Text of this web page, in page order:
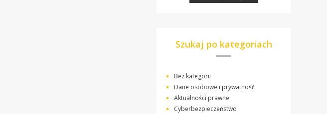
Szukaj po kategoriach
Bez kategorii
Dane osobowe i prywatność
Aktualności prawne
Cyberbezpieczeństwo